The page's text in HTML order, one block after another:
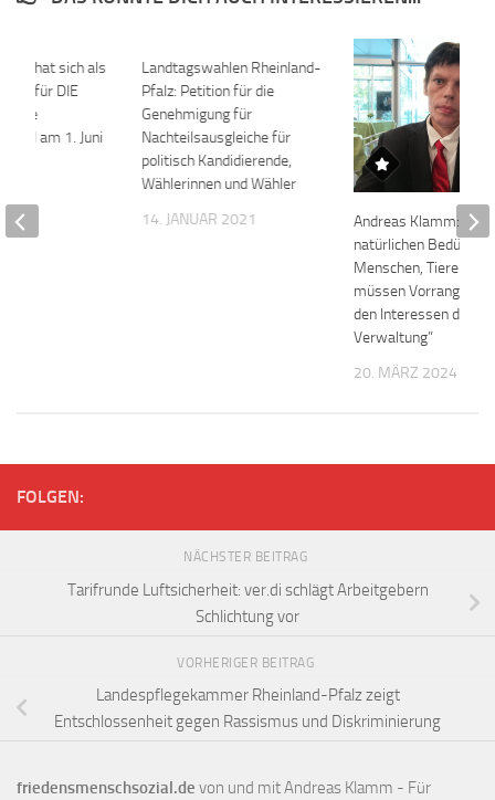
Landtagswahlen Rheinland-
Pfalz: Petition für die
Genehmigung für
Nachteilsausgleiche für
politisch Kandidierende,
Wählerinnen und Wähler
14. JANUAR 2021
Andreas Klamm: “Die
natürlichen
Menschen, Tieren,
müssen Vorrang
den Interessen der
Verwaltung”
20. MÄRZ 2024
hat sich als
für DIE
die
am 1. Juni
FOLGEN:
NÄCHSTER BEITRAG
Tarifrunde Luftsicherheit: ver.di schlägt Arbeitgebern
Schlichtung vor
VORHERIGER BEITRAG
Landespflegekammer Rheinland-Pfalz zeigt
Entschlossenheit gegen Rassismus und Diskriminierung
friedensmenschsozial.de von und mit Andreas Klamm - Für